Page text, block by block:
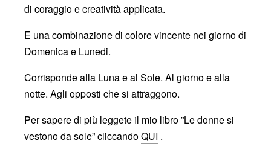
di coraggio e creatività applicata.
E una combinazione di colore vincente nei giorno di
Domenica e Lunedi.
Corrisponde alla Luna e al Sole. Al giorno e alla
notte. Agli opposti che si attraggono.
Per sapere di più leggete il mio libro ”Le donne si
vestono da sole” cliccandoQUI .